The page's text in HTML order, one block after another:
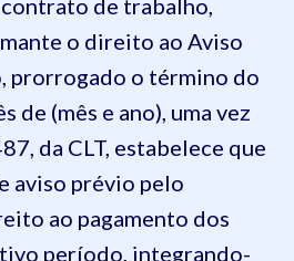
o direito ao Aviso
prorrogado o término do
de (mês e ano), uma vez
da CLT, estabelece que
aviso prévio pelo
ao pagamento dos
período, integrando-